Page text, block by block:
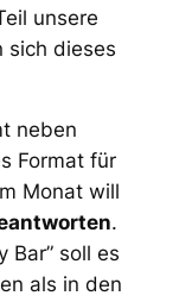
unsere
sich dieses
neben
Format für
Monat will
.
Bar” soll es
als in den